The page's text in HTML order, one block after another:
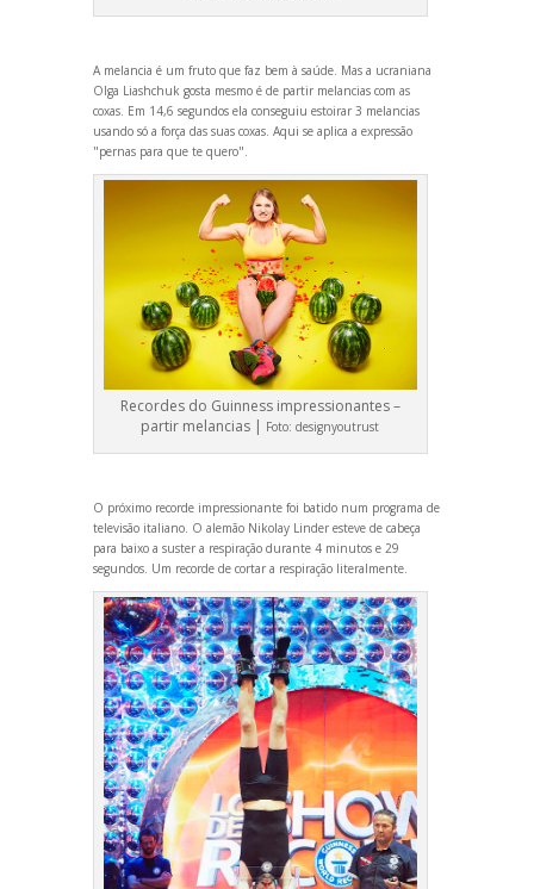
A melancia é um fruto que faz bem à saúde. Mas a ucraniana
Olga Liashchuk gosta mesmo é de partir melancias com as
coxas. Em 14,6 segundos ela conseguiu estoirar 3 melancias
usando só a força das suas coxas. Aqui se aplica a expressão
"pernas para que te quero".
Recordes do Guinness impressionantes –
partir melancias | Foto:designyoutrust
O próximo recorde impressionante foi batido num programa de
televisão italiano. O alemão Nikolay Linder esteve de cabeça
para baixo a suster a respiração durante 4 minutos e 29
segundos. Um recorde de cortar a respiração literalmente.